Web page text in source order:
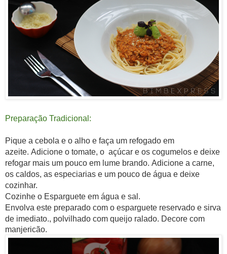
Preparação Tradicional:
Pique a cebola e o alho e faça um refogado em
azeite. Adicione o tomate, o açúcar e os cogumelos e deixe
refogar mais um pouco em lume brando. Adicione a carne,
os caldos, as especiarias e um pouco de água e deixe
cozinhar.
Cozinhe o Esparguete em água e sal.
Envolva este preparado com o esparguete reservado e sirva
de imediato., polvilhado com queijo ralado. Decore com
manjericão.